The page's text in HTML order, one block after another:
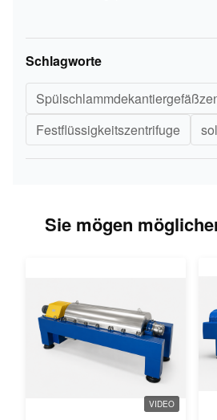
Schlagworte
Festflüssigkeitszentrifuge
Sie mögen
VIDEO